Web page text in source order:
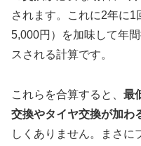
されます。これに2年に
5,000円）を加味して年
スされる計算です。
これらを合算すると、 最
交換やタイヤ交換が加わ
しくありません。まさに